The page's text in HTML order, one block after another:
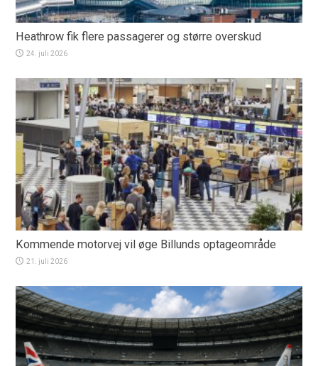
Heathrow fik flere passagerer og større overskud
24. juli 2026
Kommende motorvej vil øge Billunds optageområde
21. juli 2026